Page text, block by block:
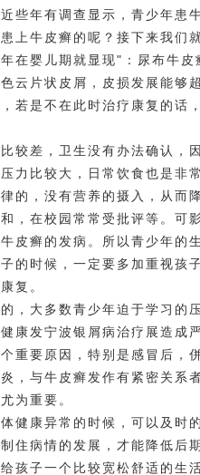
些年有调查显示，青少年患
上牛皮癣的呢？接下来我们
婴儿期就显现"：尿布牛皮
云片状皮屑，皮损发展能够
若是不在此时治疗康复的话
差，卫生没有办法确认，
力比较大，日常饮食也是非
的，没有营养的摄入，从而
在校园常常受批评等。可影
皮癣的发病。所以青少年的
的时候，一定要多加重视孩
复。
大多数青少年迫于学习的
康发宁波银屑病治疗 展造成
要原因，特别是感冒后，
，与牛皮癣发作有紧密关系
为重要。
康异常的时候，可以及时
住病情的发展，才能降低后
子一个比较宽松舒适的生